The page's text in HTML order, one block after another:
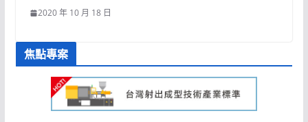
2020 年 10 月 18 日
焦點專案